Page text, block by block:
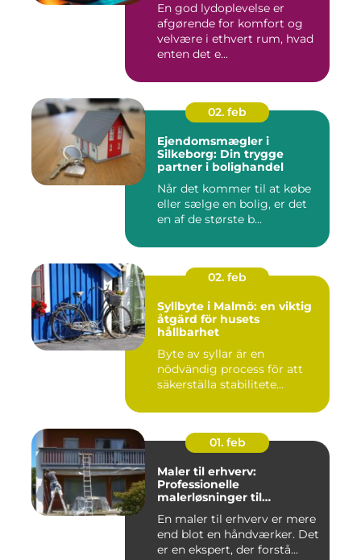
En god lydoplevelse er
afgørende for komfort og
velvære i ethvert rum, hvad
enten det e...
02. feb
Ejendomsmægler i
Silkeborg: Din trygge
partner i bolighandel
Når det kommer til at købe
eller sælge en bolig, er det
en af de største b...
02. feb
Syllbyte i Malmö: en viktig
åtgärd för husets
hållbarhet
Byte av syllar är en
nödvändig process för att
säkerställa stabilitete...
01. feb
Maler til erhverv:
Professionelle
malerløsninger til
En maler til erhverv er mere
end blot en håndværker. Det
er en ekspert, der forstå...